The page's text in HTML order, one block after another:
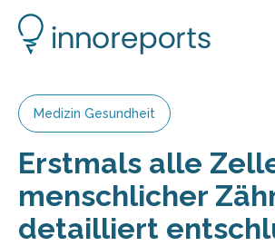
Medizin Gesundheit
Erstmals alle
menschlicher
detailliert